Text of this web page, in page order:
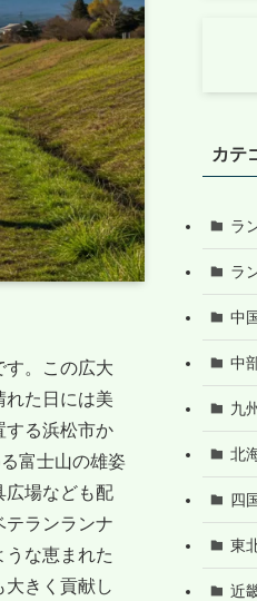
す。この広大
れた日には美
する浜松市か
富士山の雄姿
広場なども配
テランランナ
な恵まれた
きく貢献し
カテ
ラ
ラ
中
中
九
北
四
東
近